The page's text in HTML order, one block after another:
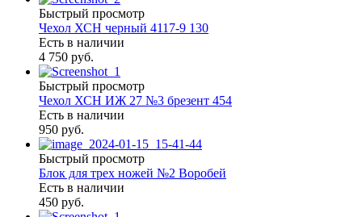
Быстрый просмотр
Чехол ХСН черный 4117-9 130
Есть в наличии
4 750 руб.
Быстрый просмотр
Чехол ХСН ИЖ 27 №3 брезент 454
Есть в наличии
950 руб.
Быстрый просмотр
Блок для трех ножей №2 Воробей
Есть в наличии
450 руб.